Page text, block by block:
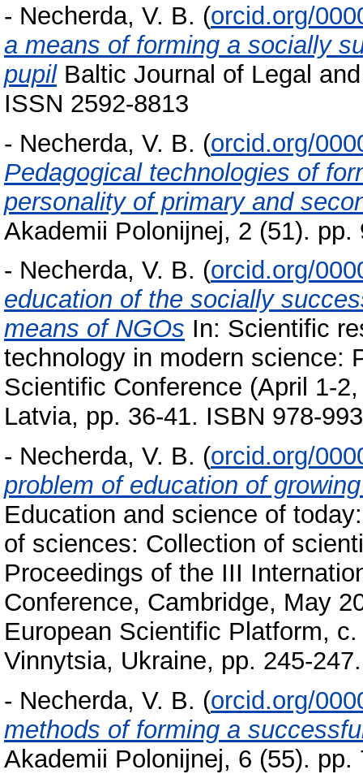
- Necherda, V. B. (orcid.org/
a means of forming a socially
pupilBaltic Journal of Legal
ISSN 2592-8813
- Necherda, V. B. (orcid.org/
Pedagogical technologies of
personality of primary and
Akademii Polonijnej, 2 (51). pp.
- Necherda, V. B. (orcid.org/
education of the socially
means of NGOs In: Scientific
technology in modern science:
Scientific Conference (April 1-
Latvia, pp. 36-41. ISBN 978-
- Necherda, V. B. (orcid.org/
problem of education of
Education and science of
of sciences: Collection of
Proceedings of the III
Conference, Cambridge, May
European Scientific Platform,
Vinnytsia, Ukraine, pp. 245-
- Necherda, V. B. (orcid.org/
methods of forming a
Akademii Polonijnej, 6 (55). pp.